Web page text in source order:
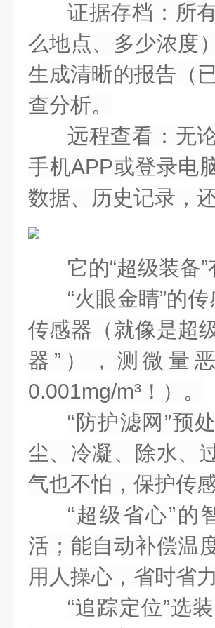
证据存档 ：所
么地点、多少浓度
生成清晰的报告（
查分析。
远程查看 ：无
手机APP或登录电
数据、历史记录，
它的“超级装备
“火眼金睛”的
传感器 （就像是超
器”），测微量
0.001mg/m³！）。
“防护滤网”预
尘、冷凝、除水、
气也不怕，保护传
“超级省心”的
活 ；能自动补偿温
用人操心，省时省力
“追踪定位”选